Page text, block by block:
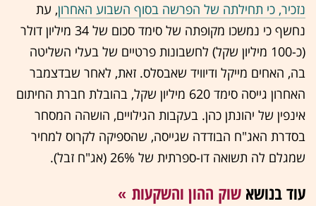
נזכיר, כי תחילתה של הפרשה בסוף השבוע האחרון, עת
נחשף כי נמשכו מקופתה של סימד סכום של 34 מיליון דולר
(כ-100 מיליון שקל) לחשבונות פרטיים של בעלי השליטה
בה, האחים מייקל ודיוויד שאבסלס. זאת, לאחר שבדצמבר
האחרון גייסה סימד 620 מיליון שקל, בהובלת חברת החיתום
אינפין של יהונתן כהן. בעקבות הגילויים, הושהה המסחר
בסדרת האג"ח הבודדה שגייסה, שהספיקה לקרוס למחיר
שמגלם לה תשואה דו-ספרתית של 26% (אג"ח זבל).
עוד בנושא שוק ההון והשקעות